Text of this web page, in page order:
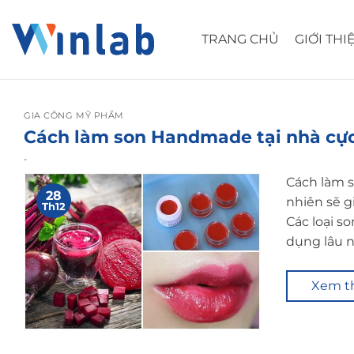
to
content
TRANG CHỦ GIỚI
GIA CÔNG MỸ PHẨM
Cách làm son Handmade tại nhà
-
28
Th12
Cách làm
nhiên sẽ
Các loại
dụng lâu
Xem